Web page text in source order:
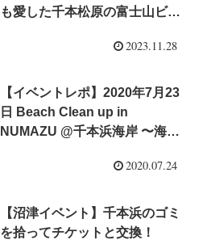
も愛した千本松原の富士山ビュ
2023.11.28
【イベントレポ】2020年7月23
日 Beach Clean up in
NUMAZU @千本浜海岸 〜海岸
2020.07.24
【沼津イベント】千本浜のゴミ
を拾ってチケットと交換！